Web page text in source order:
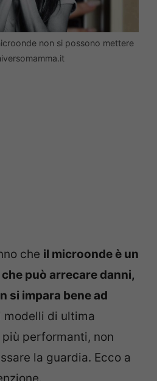
non si possono mettere
che il microonde è un
può arrecare danni,
si impara bene ad
modelli di ultima
performanti, non
la guardia. Ecco a